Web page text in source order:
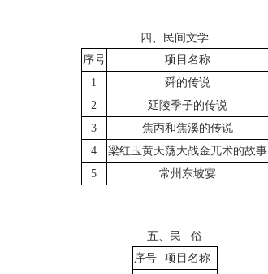
四、民间文学
序号
项目名称
1
舜的传说
2
延陵季子的传说
3
焦丙和焦溪的传说
4
梁红玉黄天荡大战金兀术的故事
5
常州东坡宴
五、民 俗
序号
项目名称